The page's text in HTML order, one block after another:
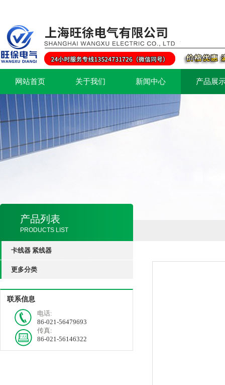
网站首页 关于我们 新闻中心 产品展
产品列表
PRODUCTS LIST
卡线器 紧线器
更多分类
联系信息
电话:
86-021-56479693
传真:
86-021-56146322